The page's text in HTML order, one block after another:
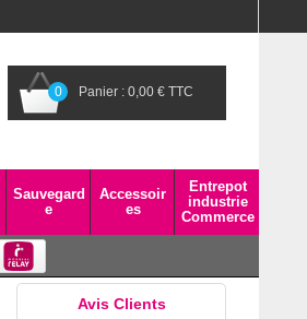
0 Panier : 0,00 € TTC
Sauvegard
e
Accessoir
es
Entrepot
industrie
Commerce
Avis Clients